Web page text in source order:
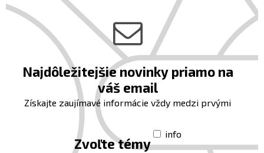
Najdôležitejšie novinky priamo na
váš email
Získajte zaujímavé informácie vždy medzi prvými
Zvoľte témy
info